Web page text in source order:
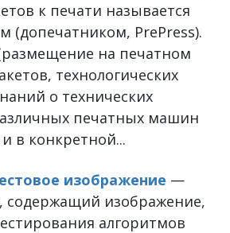
к печати называется
(допечатником, PrePress).
на печатном
технологических
о технических
печатных машин
в конкретной...
изображение —
содержащий изображение,
алгоритмов